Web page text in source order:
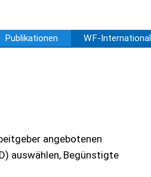
Publikationen WF-International
angebotenen
auswählen, Begünstigte